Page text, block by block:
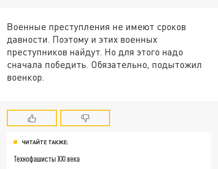
Военные преступления не имеют сроков
давности. Поэтому и этих военных
преступников найдут. Но для этого надо
сначала победить. Обязательно, подытожил
военкор.
ЧИТАЙТЕ ТАКЖЕ:
Технофашисты XXI века